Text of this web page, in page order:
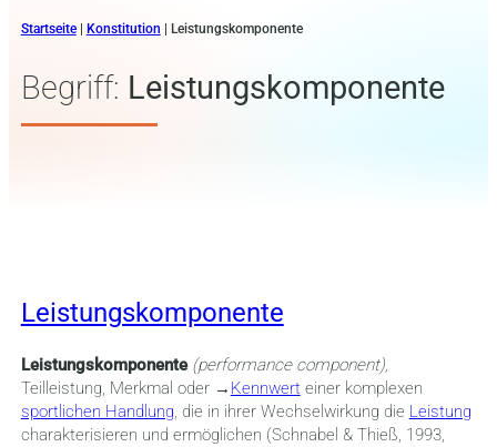
Startseite| Konstitution Leistungskomponente
Begriff: Leistungskomponente
Leistungskomponente
Leistungskomponente (performance component),
Teilleistung, Merkmal oder → Kennwerteiner komplexen
sportlichen Handlung, die in ihrer Wechselwirkung die Leistung
charakterisieren und ermöglichen (Schnabel & Thieß, 1993,